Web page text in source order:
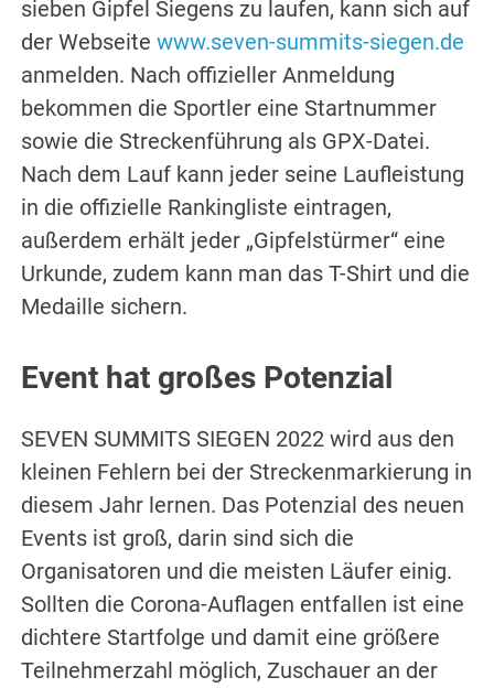
sieben Gipfel Siegens zu laufen, kann sich auf
der Webseitewww.seven-summits-siegen.de
anmelden. Nach offizieller Anmeldung
bekommen die Sportler eine Startnummer
sowie die Streckenführung als GPX-Datei.
Nach dem Lauf kann jeder seine Laufleistung
in die offizielle Rankingliste eintragen,
außerdem erhält jeder „Gipfelstürmer“ eine
Urkunde, zudem kann man das T-Shirt und die
Medaille sichern.
Event hat großes Potenzial
SEVEN SUMMITS SIEGEN 2022 wird aus den
kleinen Fehlern bei der Streckenmarkierung in
diesem Jahr lernen. Das Potenzial des neuen
Events ist groß, darin sind sich die
Organisatoren und die meisten Läufer einig.
Sollten die Corona-Auflagen entfallen ist eine
dichtere Startfolge und damit eine größere
Teilnehmerzahl möglich, Zuschauer an der